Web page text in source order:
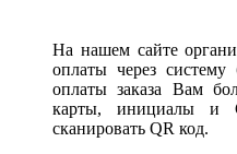
На нашем сайте
оплаты через
оплаты заказа Вам
карты, инициалы и
сканировать QR код.